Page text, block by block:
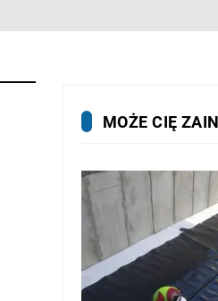
MOŻE CIĘ